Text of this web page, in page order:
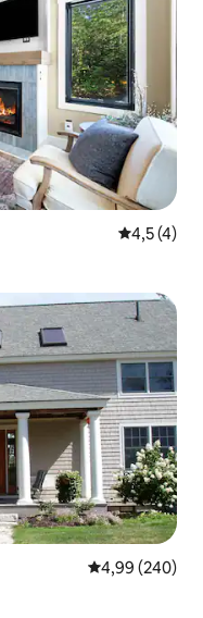
4,5 (4)
4,99 (240)